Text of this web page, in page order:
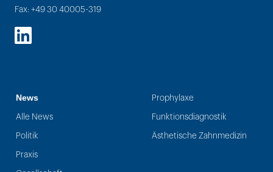
Fax: +49 30 40005-319
LinkedIn
News
Alle News
Politik
Praxis
Prophylaxe
Funktionsdiagnostik
Ästhetische Zahnmedizin